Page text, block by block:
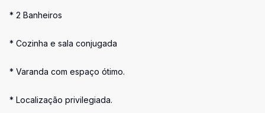
* 2 Banheiros
* Cozinha e sala conjugada
* Varanda com espaço ótimo.
* Localização privilegiada.